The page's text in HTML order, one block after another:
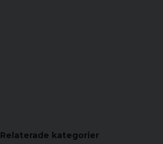
Relaterade kategorier